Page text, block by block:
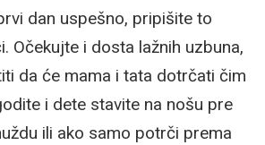
dan uspešno, pripišite to
Očekujte i dosta lažnih uzbuna,
da će mama i tata dotrčati čim
i dete stavite na nošu pre
ili ako samo potrči prema